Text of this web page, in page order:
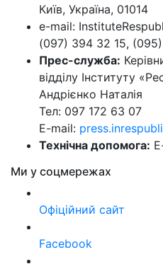
Київ, Україна, 01014
e-mail:
(097) 394 32 15,
Прес-служба:
відділу Інституту
Андрієнко Наталія
Тел: 097 172 63 07
E-mail:
Технічна допомога:
Ми у соцмережах
Офіційний сайт
Facebook